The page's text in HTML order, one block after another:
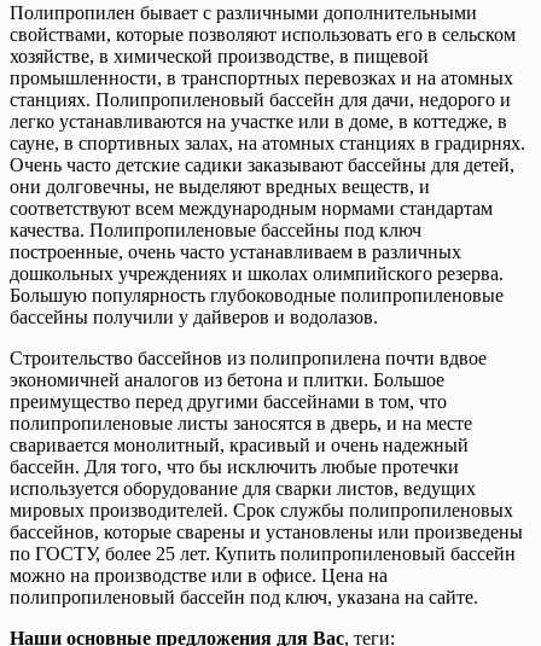
Полипропилен бывает с различными дополнительными
свойствами, которые позволяют использовать его в сельском
хозяйстве, в химической производстве, в пищевой
промышленности, в транспортных перевозках и на атомных
станциях. Полипропиленовый бассейн для дачи, недорого и
легко устанавливаются на участке или в доме, в коттедже, в
сауне, в спортивных залах, на атомных станциях в градирнях.
Очень часто детские садики заказывают бассейны для детей,
они долговечны, не выделяют вредных веществ, и
соответствуют всем международным нормами стандартам
качества. Полипропиленовые бассейны под ключ
построенные, очень часто устанавливаем в различных
дошкольных учреждениях и школах олимпийского резерва.
Большую популярность глубоководные полипропиленовые
бассейны получили у дайверов и водолазов.
Строительство бассейнов из полипропилена почти вдвое
экономичней аналогов из бетона и плитки. Большое
преимущество перед другими бассейнами в том, что
полипропиленовые листы заносятся в дверь, и на месте
сваривается монолитный, красивый и очень надежный
бассейн. Для того, что бы исключить любые протечки
используется оборудование для сварки листов, ведущих
мировых производителей. Срок службы полипропиленовых
бассейнов, которые сварены и установлены или произведены
по ГОСТУ, более 25 лет. Купить полипропиленовый бассейн
можно на производстве или в офисе. Цена на
полипропиленовый бассейн под ключ, указана на сайте.
Наши основные предложения для Вас, теги: